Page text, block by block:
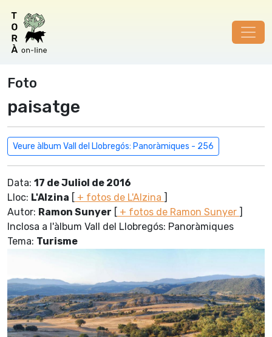
Foto
paisatge
Veure àlbum Vall del Llobregós: Panoràmiques - 256
Data: 17 de Juliol de 2016
Lloc: L'Alzina [ + fotos de L'Alzina ]
Autor: Ramon Sunyer [ + fotos de Ramon Sunyer ]
Inclosa a l'àlbum Vall del Llobregós: Panoràmiques
Tema: Turisme